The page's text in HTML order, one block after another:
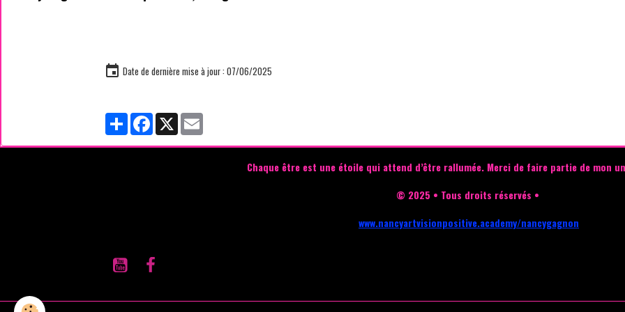
Date de dernière mise à jour : 07/06/2025
PartagerFacebook
X
Chaque être est une étoile qui attend d’être rallumée. Merci de faire partie de mon
© 2025 • Tous droits réservés •
www.nancyartvisionpositive.academy/nancygagnon